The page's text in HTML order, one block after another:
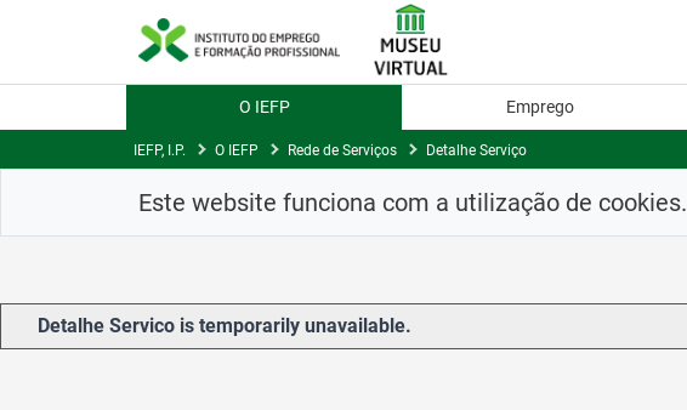
O IEFP Emprego
IEFP, I.P. O IEFP Rede de Serviços Detalhe Serviço
Este website funciona com a utilização de cookies.
Detalhe Servico is temporarily unavailable.